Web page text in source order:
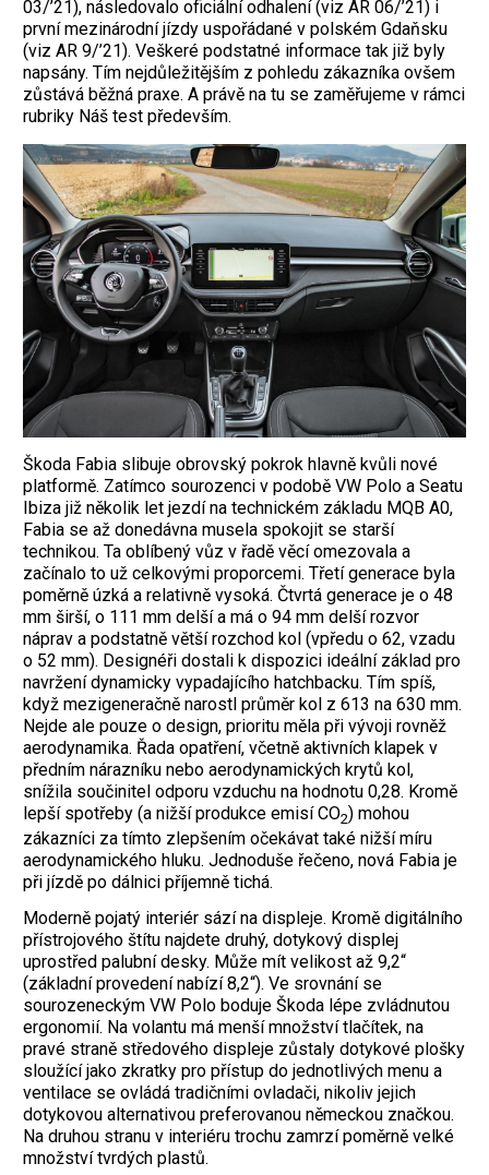
03/’21), následovalo oficiální odhalení (viz AR 06/’21) i
první mezinárodní jízdy uspořádané v polském Gdaňsku
(viz AR 9/’21). Veškeré podstatné informace tak již byly
napsány. Tím nejdůležitějším z pohledu zákazníka ovšem
zůstává běžná praxe. A právě na tu se zaměřujeme v rámci
rubriky Náš test především.
Škoda Fabia slibuje obrovský pokrok hlavně kvůli nové
platformě. Zatímco sourozenci v podobě VW Polo a Seatu
Ibiza již několik let jezdí na technickém základu MQB A0,
Fabia se až donedávna musela spokojit se starší
technikou. Ta oblíbený vůz v řadě věcí omezovala a
začínalo to už celkovými proporcemi. Třetí generace byla
poměrně úzká a relativně vysoká. Čtvrtá generace je o 48
mm širší, o 111 mm delší a má o 94 mm delší rozvor
náprav a podstatně větší rozchod kol (vpředu o 62, vzadu
o 52 mm). Designéři dostali k dispozici ideální základ pro
navržení dynamicky vypadajícího hatchbacku. Tím spíš,
když mezigeneračně narostl průměr kol z 613 na 630 mm.
Nejde ale pouze o design, prioritu měla při vývoji rovněž
aerodynamika. Řada opatření, včetně aktivních klapek v
předním nárazníku nebo aerodynamických krytů kol,
snížila součinitel odporu vzduchu na hodnotu 0,28. Kromě
lepší spotřeby (a nižší produkce emisí CO2) mohou
zákazníci za tímto zlepšením očekávat také nižší míru
aerodynamického hluku. Jednoduše řečeno, nová Fabia je
při jízdě po dálnici příjemně tichá.
Moderně pojatý interiér sází na displeje. Kromě digitálního
přístrojového štítu najdete druhý, dotykový displej
uprostřed palubní desky. Může mít velikost až 9,2“
(základní provedení nabízí 8,2“). Ve srovnání se
sourozeneckým VW Polo boduje Škoda lépe zvládnutou
ergonomií. Na volantu má menší množství tlačítek, na
pravé straně středového displeje zůstaly dotykové plošky
sloužící jako zkratky pro přístup do jednotlivých menu a
ventilace se ovládá tradičními ovladači, nikoliv jejich
dotykovou alternativou preferovanou německou značkou.
Na druhou stranu v interiéru trochu zamrzí poměrně velké
množství tvrdých plastů.